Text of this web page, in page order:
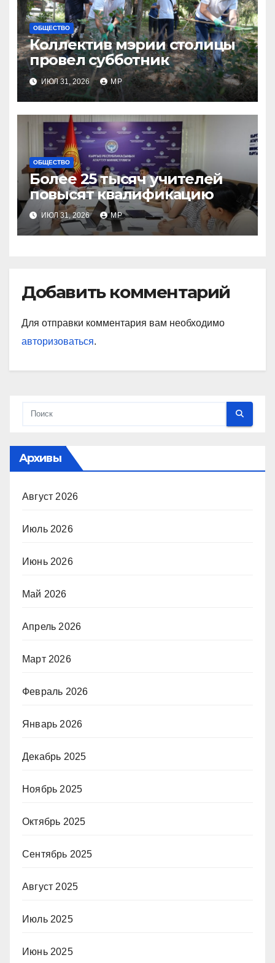
ОБЩЕСТВО
Коллектив мэрии столицы
провел субботник
ИЮЛ 31, 2026 MP
ОБЩЕСТВО
Более 25 тысяч учителей
повысят квалификацию
ИЮЛ 31, 2026 MP
Добавить комментарий
Для отправки комментария вам необходимо
авторизоваться.
Архивы
Август 2026
Июль 2026
Июнь 2026
Май 2026
Апрель 2026
Март 2026
Февраль 2026
Январь 2026
Декабрь 2025
Ноябрь 2025
Октябрь 2025
Сентябрь 2025
Август 2025
Июль 2025
Июнь 2025